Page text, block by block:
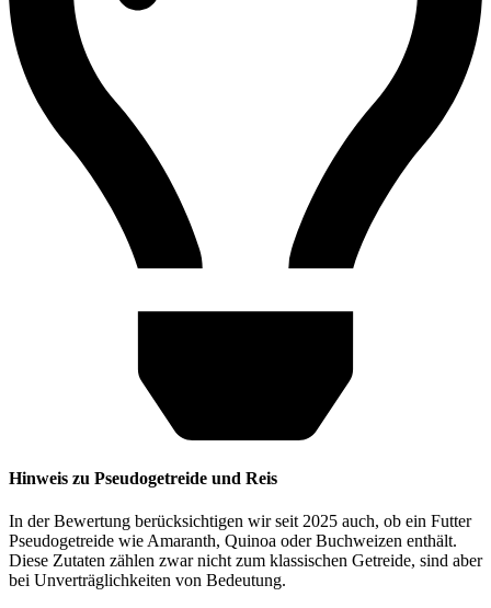
Hinweis zu Pseudogetreide und Reis
In der Bewertung berücksichtigen wir seit 2025 auch, ob ein Futter
Pseudogetreide wie Amaranth, Quinoa oder Buchweizen enthält.
Diese Zutaten zählen zwar nicht zum klassischen Getreide, sind aber
bei Unverträglichkeiten von Bedeutung.